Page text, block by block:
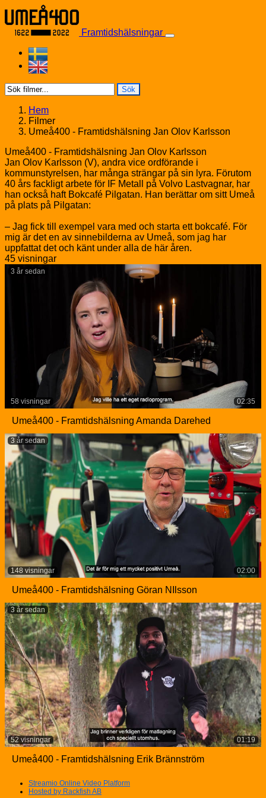
Skip to content
Framtidshälsningar
Sök
Hem
Filmer
Umeå400 - Framtidshälsning Jan Olov Karlsson
Umeå400 - Framtidshälsning Jan Olov Karlsson
Jan Olov Karlsson (V), andra vice ordförande i
kommunstyrelsen, har många strängar på sin lyra. Förutom
40 års fackligt arbete för IF Metall på Volvo Lastvagnar, har
han också haft Bokcafé Pilgatan. Han berättar om sitt Umeå
på plats på Pilgatan:
– Jag fick till exempel vara med och starta ett bokcafé. För
mig är det en av sinnebilderna av Umeå, som jag har
uppfattat det och känt under alla de här åren.
45 visningar
02:35
58 visningar
3 år sedan
Umeå400 - Framtidshälsning Amanda Darehed
02:00
148 visningar
3 år sedan
Umeå400 - Framtidshälsning Göran NIlsson
01:19
52 visningar
3 år sedan
Umeå400 - Framtidshälsning Erik Brännström
Streamio Online Video Platform
Hosted by Rackfish AB